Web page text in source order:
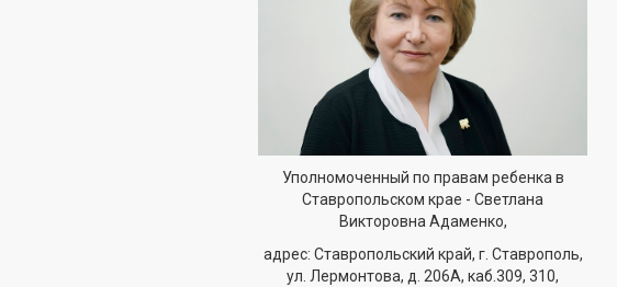
Уполномоченный по правам ребенка в
Ставропольском крае - Светлана
Викторовна Адаменко,
адрес: Ставропольский край, г. Ставрополь,
ул. Лермонтова, д. 206А, каб.309, 310,